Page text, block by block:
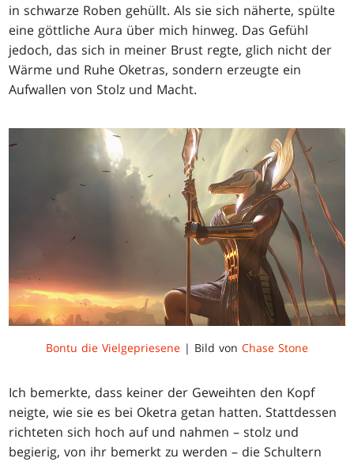
in schwarze Roben gehüllt. Als sie sich näherte, spülte
eine göttliche Aura über mich hinweg. Das Gefühl
jedoch, das sich in meiner Brust regte, glich nicht der
Wärme und Ruhe Oketras, sondern erzeugte ein
Aufwallen von Stolz und Macht.
Bontu die Vielgepriesene | Bild von Chase Stone
Ich bemerkte, dass keiner der Geweihten den Kopf
neigte, wie sie es bei Oketra getan hatten. Stattdessen
richteten sich hoch auf und nahmen – stolz und
begierig, von ihr bemerkt zu werden – die Schultern